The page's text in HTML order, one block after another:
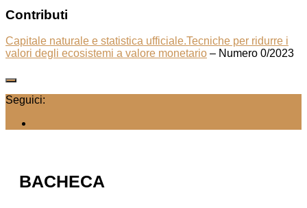
Contributi
Capitale naturale e statistica ufficiale.Tecniche per ridurre i
valori degli ecosistemi a valore monetario – Numero 0/2023
Seguici:
BACHECA